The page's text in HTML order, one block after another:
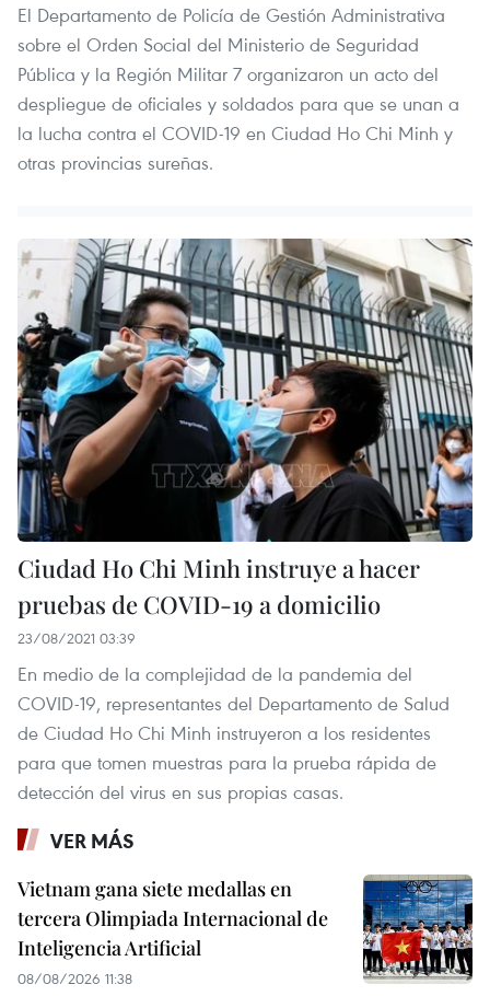
El Departamento de Policía de Gestión Administrativa
sobre el Orden Social del Ministerio de Seguridad
Pública y la Región Militar 7 organizaron un acto del
despliegue de oficiales y soldados para que se unan a
la lucha contra el COVID-19 en Ciudad Ho Chi Minh y
otras provincias sureñas.
Ciudad Ho Chi Minh instruye a hacer
pruebas de COVID-19 a domicilio
23/08/2021 03:39
En medio de la complejidad de la pandemia del
COVID-19, representantes del Departamento de Salud
de Ciudad Ho Chi Minh instruyeron a los residentes
para que tomen muestras para la prueba rápida de
detección del virus en sus propias casas.
VER MÁS
Vietnam gana siete medallas en
tercera Olimpiada Internacional de
Inteligencia Artificial
08/08/2026 11:38